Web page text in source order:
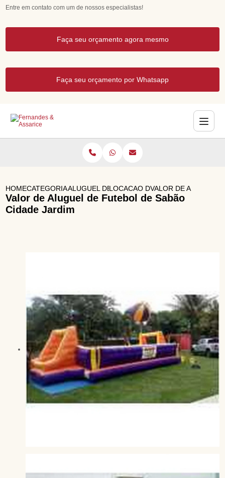
Entre em contato com um de nossos especialistas!
Faça seu orçamento agora mesmo
Faça seu orçamento por Whatsapp
HOMECATEGORIASALUGUEL DE BRINQUEDOS
LOCACAO DE BRINQUEDOS
VALOR DE ALUGUEL
Valor de Aluguel de Futebol de Sabão
Cidade Jardim